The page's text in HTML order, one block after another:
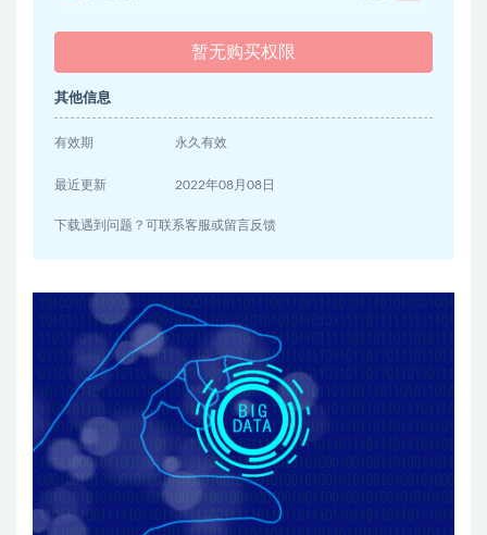
暂无购买权限
其他信息
有效期 永久有效
最近更新 2022年08月08日
下载遇到问题？可联系客服或留言反馈